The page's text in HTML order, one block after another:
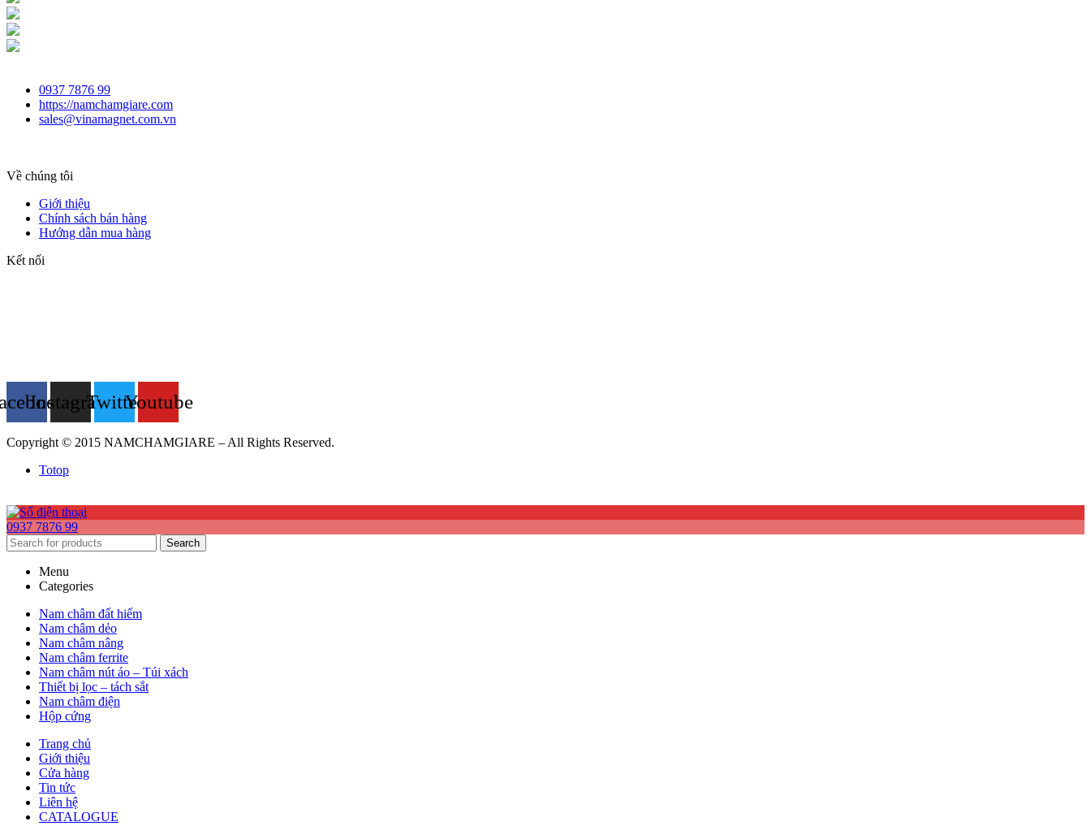
0937 7876 99
https://namchamgiare.com
sales@vinamagnet.com.vn
Về chúng tôi
Giới thiệu
Chính sách bán hàng
Hướng dẫn mua hàng
Kết nối
InstagramTwitterYoutube
Copyright © 2015 NAMCHAMGIARE – All Rights Reserved.
Totop
0937 7876 99
Search
Menu
Categories
Nam châm đất hiếm
Nam châm dẻo
Nam châm nâng
Nam châm ferrite
Nam châm nút áo – Túi xách
Thiết bị lọc – tách sắt
Nam châm điện
Hộp cứng
Trang chủ
Giới thiệu
Cửa hàng
Tin tức
Liên hệ
CATALOGUE